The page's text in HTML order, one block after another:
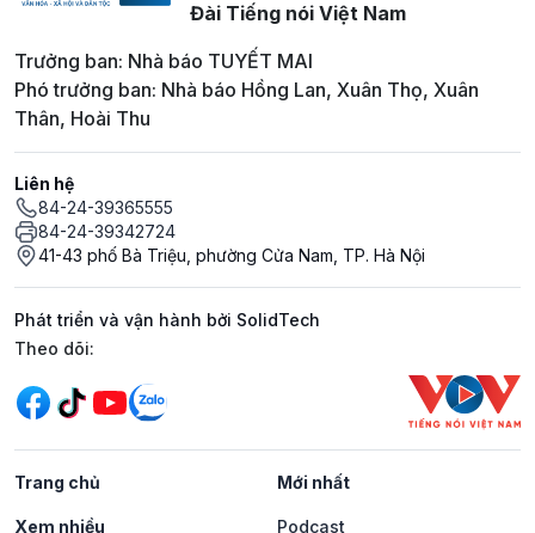
Đài Tiếng nói Việt Nam
Trưởng ban: Nhà báo TUYẾT MAI
Phó trưởng ban: Nhà báo Hồng Lan, Xuân Thọ, Xuân
Thân, Hoài Thu
Liên hệ
84-24-39365555
84-24-39342724
41-43 phố Bà Triệu, phường Cửa Nam, TP. Hà Nội
Phát triển và vận hành bởi SolidTech
Mạng xã hội
Theo dõi:
Trang chủ Mới nhất
Xem nhiều Podcast